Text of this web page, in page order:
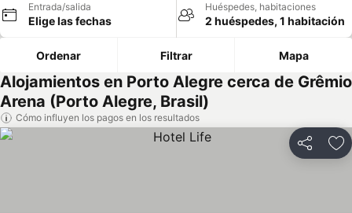
Entrada/salida
Elige las fechas
Huéspedes, habitaciones
2 huéspedes, 1 habitación
Ordenar Filtrar Mapa
Alojamientos en Porto Alegre cerca de Grêmio
Arena (Porto Alegre, Brasil)
Cómo influyen los pagos en los resultados
Compartir